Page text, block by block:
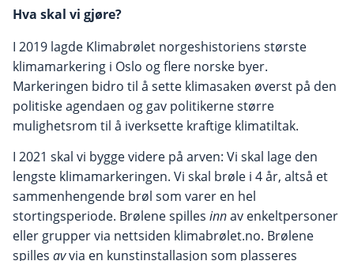
Hva skal vi gjøre?
I 2019 lagde Klimabrølet norgeshistoriens største
klimamarkering i Oslo og flere norske byer.
Markeringen bidro til å sette klimasaken øverst på den
politiske agendaen og gav politikerne større
mulighetsrom til å iverksette kraftige klimatiltak.
I 2021 skal vi bygge videre på arven: Vi skal lage den
lengste klimamarkeringen. Vi skal brøle i 4 år, altså et
sammenhengende brøl som varer en hel
stortingsperiode. Brølene spilles innav enkeltpersoner
eller grupper via nettsiden klimabrølet.no. Brølene
spilles avvia en kunstinstallasjon som plasseres